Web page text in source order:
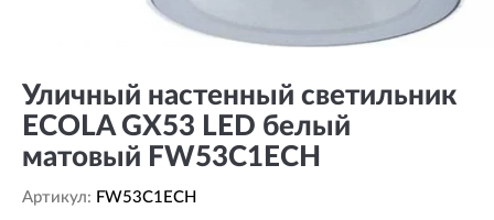
Уличный настенный светильник
ECOLA GX53 LED белый
матовый FW53C1ECH
Артикул: FW53C1ECH